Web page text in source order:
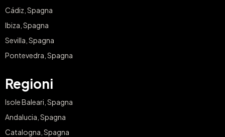
Cádiz, Spagna
Ibiza, Spagna
Sevilla, Spagna
Pontevedra, Spagna
Regioni
Isole Baleari, Spagna
Andalucia, Spagna
Catalogna, Spagna